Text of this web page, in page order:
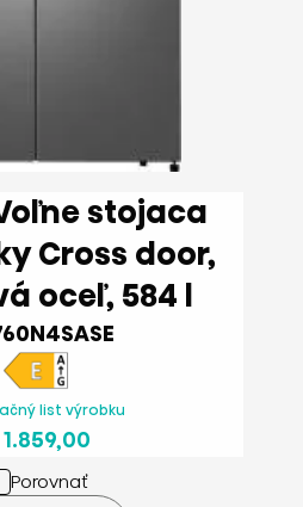
Cross door,
Nerezová oceľ, 584 l
list výrobku
Porovnať